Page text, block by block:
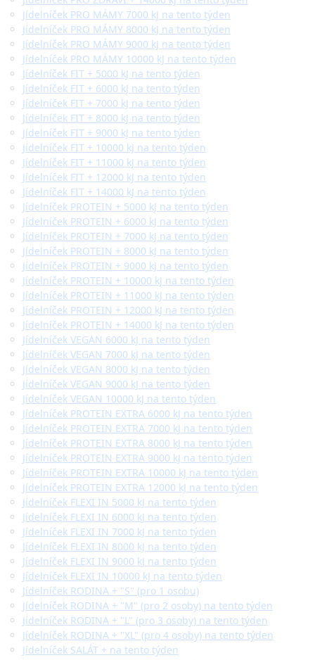
Jídelníček PRO MÁMY 7000 kJ na tento týden
Jídelníček PRO MÁMY 8000 kJ na tento týden
Jídelníček PRO MÁMY 9000 kJ na tento týden
Jídelníček PRO MÁMY 10000 kJ na tento týden
Jídelníček FIT + 5000 kJ na tento týden
Jídelníček FIT + 6000 kJ na tento týden
Jídelníček FIT + 7000 kJ na tento týden
Jídelníček FIT + 8000 kJ na tento týden
Jídelníček FIT + 9000 kJ na tento týden
Jídelníček FIT + 10000 kJ na tento týden
Jídelníček FIT + 11000 kJ na tento týden
Jídelníček FIT + 12000 kJ na tento týden
Jídelníček FIT + 14000 kJ na tento týden
Jídelníček PROTEIN + 5000 kJ na tento týden
Jídelníček PROTEIN + 6000 kJ na tento týden
Jídelníček PROTEIN + 7000 kJ na tento týden
Jídelníček PROTEIN + 8000 kJ na tento týden
Jídelníček PROTEIN + 9000 kJ na tento týden
Jídelníček PROTEIN + 10000 kJ na tento týden
Jídelníček PROTEIN + 11000 kJ na tento týden
Jídelníček PROTEIN + 12000 kJ na tento týden
Jídelníček PROTEIN + 14000 kJ na tento týden
Jídelníček VEGAN 6000 kJ na tento týden
Jídelníček VEGAN 7000 kJ na tento týden
Jídelníček VEGAN 8000 kJ na tento týden
Jídelníček VEGAN 9000 kJ na tento týden
Jídelníček VEGAN 10000 kJ na tento týden
Jídelníček PROTEIN EXTRA 6000 kJ na tento týden
Jídelníček PROTEIN EXTRA 7000 kJ na tento týden
Jídelníček PROTEIN EXTRA 8000 kJ na tento týden
Jídelníček PROTEIN EXTRA 9000 kJ na tento týden
Jídelníček PROTEIN EXTRA 10000 kJ na tento týden
Jídelníček PROTEIN EXTRA 12000 kJ na tento týden
Jídelníček FLEXI IN 5000 kJ na tento týden
Jídelníček FLEXI IN 6000 kJ na tento týden
Jídelníček FLEXI IN 7000 kJ na tento týden
Jídelníček FLEXI IN 8000 kJ na tento týden
Jídelníček FLEXI IN 9000 kJ na tento týden
Jídelníček FLEXI IN 10000 kJ na tento týden
Jídelníček RODINA + "S" (pro 1 osobu)
Jídelníček RODINA + "M" (pro 2 osoby) na tento týden
Jídelníček RODINA + "L" (pro 3 osoby) na tento týden
Jídelníček RODINA + "XL" (pro 4 osoby) na tento týden
Jídelníček SALÁT + na tento týden